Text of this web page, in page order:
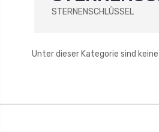
STERNENSCHLÛSSEL
Unter dieser Kategorie sind